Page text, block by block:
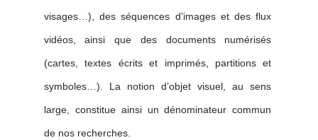
visages…), des séquences d’images et des flux
vidéos, ainsi que des documents numérisés
(cartes, textes écrits et imprimés, partitions et
symboles…). La notion d’objet visuel, au sens
large, constitue ainsi un dénominateur commun
de nos recherches.